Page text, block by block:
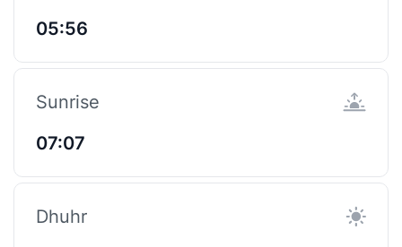
05:56
Sunrise
07:07
Dhuhr